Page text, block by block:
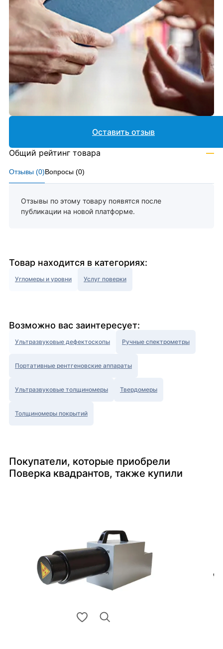
Отзывы (0)Вопросы (0)
Отзывы по этому товару появятся после
публикации на новой платформе.
Оставить отзыв
Общий рейтинг товара —
Товар находится в категориях:
Угломеры и уровни Услуг поверки
Возможно вас заинтересует:
Ультразвуковые дефектоскопы Ручные спектрометры
Портативные рентгеновские аппараты
Ультразвуковые толщиномеры Твердомеры
Толщиномеры покрытий
Покупатели, которые приобрели
Поверка квадрантов, также купили